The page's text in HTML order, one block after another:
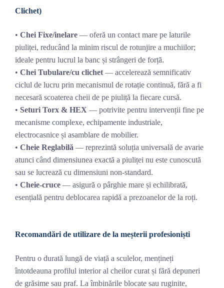
Clichet)
• Chei Fixe/inelare — oferă un contact mare pe laturile
piuliței, reducând la minim riscul de rotunjire a muchiilor;
ideale pentru lucrul la banc și strângeri de forță.
• Chei Tubulare/cu clichet — accelerează semnificativ
ciclul de lucru prin mecanismul de rotație continuă, fără a fi
necesară scoaterea cheii de pe piuliță la fiecare cursă.
• Seturi Torx & HEX — potrivite pentru intervenții fine pe
mecanisme complexe, echipamente industriale,
electrocasnice și asamblare de mobilier.
• Cheie Reglabilă — reprezintă soluția universală de avarie
atunci când dimensiunea exactă a piuliței nu este cunoscută
sau se lucrează cu dimensiuni non-standard.
• Cheie-cruce — asigură o pârghie mare și echilibrată,
esențială pentru deblocarea rapidă a prezoanelor de la roți.
Recomandări de utilizare de la meșterii profesioniști
Pentru o durată lungă de viață a sculelor, mențineți
întotdeauna profilul interior al cheilor curat și fără depuneri
de grăsime sau praf. La îmbinările blocate sau ruginite,